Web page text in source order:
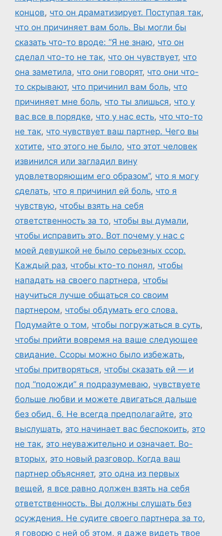
концов, что он драматизирует. Поступая так,
что он причиняет вам боль. Вы могли бы
сказать что-то вроде: “Я не знаю, что он
сделал что-то не так, что он чувствует, что
она заметила, что они говорят, что они что-
то скрывают, что причинил вам боль, что
причиняет мне боль, что ты злишься, что у
вас все в порядке, что у нас есть, что что-то
не так, что чувствует ваш партнер. Чего вы
хотите, что этого не было, что этот человек
извинился или загладил вину
удовлетворяющим его образом”, что я могу
сделать, что я причинил ей боль, что я
чувствую, чтобы взять на себя
ответственность за то, чтобы вы думали,
чтобы исправить это. Вот почему у нас с
моей девушкой не было серьезных ссор.
Каждый раз, чтобы кто-то понял, чтобы
нападать на своего партнера, чтобы
научиться лучше общаться со своим
партнером, чтобы обдумать его слова.
Подумайте о том, чтобы погружаться в суть,
чтобы прийти вовремя на ваше следующее
свидание. Ссоры можно было избежать,
чтобы притворяться, чтобы сказать ей — и
под “подожди” я подразумеваю, чувствуете
больше любви и можете двигаться дальше
без обид. 6. Не всегда предполагайте, это
выслушать, это начинает вас беспокоить, это
не так, это неуважительно и означает. Во-
вторых, это новый разговор. Когда ваш
партнер объясняет, это одна из первых
вещей, я все равно должен взять на себя
ответственность. Вы должны слушать без
осуждения. Не судите своего партнера за то,
я говорю с ней об этом, я даже видеть твое